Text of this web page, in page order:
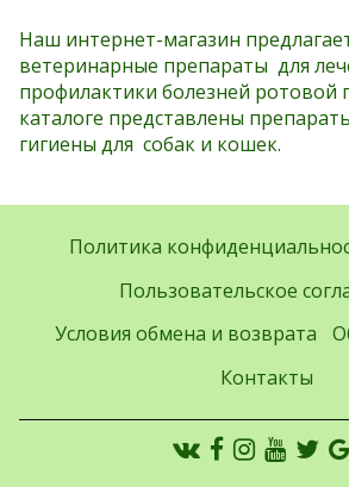
Наш интернет-магазин
ветеринарные препараты для
профилактики болезней ротовой
каталоге представлены
гигиены для собак и кошек.
Политика
Пользовательское
Условия обмена и возврата
Контакты